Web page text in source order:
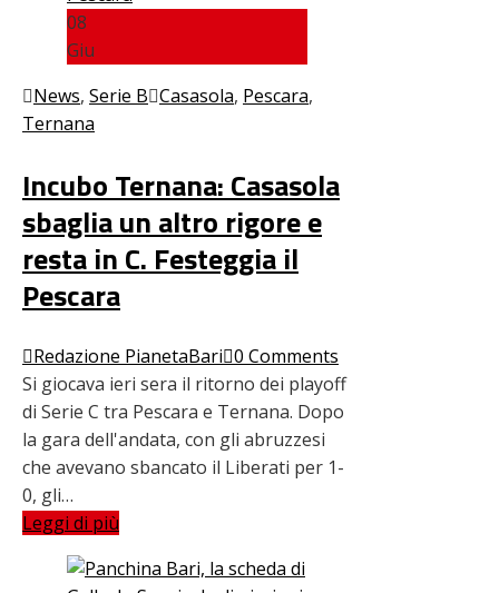
08
Giu
News, Serie B Casasola, Pescara,
Ternana
Incubo Ternana: Casasola
sbaglia un altro rigore e
resta in C. Festeggia il
Pescara
Redazione PianetaBari 0 Comments
Si giocava ieri sera il ritorno dei playoff
di Serie C tra Pescara e Ternana. Dopo
la gara dell'andata, con gli abruzzesi
che avevano sbancato il Liberati per 1-
0, gli…
Leggi di più